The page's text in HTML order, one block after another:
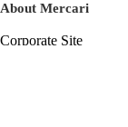
About Mercari
Corporate Site